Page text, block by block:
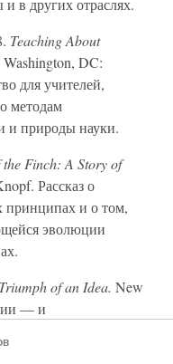
в других отраслях.
Teaching About
Washington, DC:
для учителей,
методам
и природы науки.
the Finch: A Story of
Рассказ о
и о том,
эволюции
of an Idea. New
— и
применения идей